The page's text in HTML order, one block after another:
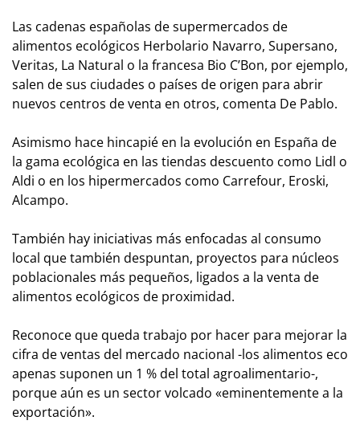
Las cadenas españolas de supermercados de
alimentos ecológicos Herbolario Navarro, Supersano,
Veritas, La Natural o la francesa Bio C’Bon, por ejemplo,
salen de sus ciudades o países de origen para abrir
nuevos centros de venta en otros, comenta De Pablo.
Asimismo hace hincapié en la evolución en España de
la gama ecológica en las tiendas descuento como Lidl o
Aldi o en los hipermercados como Carrefour, Eroski,
Alcampo.
También hay iniciativas más enfocadas al consumo
local que también despuntan, proyectos para núcleos
poblacionales más pequeños, ligados a la venta de
alimentos ecológicos de proximidad.
Reconoce que queda trabajo por hacer para mejorar la
cifra de ventas del mercado nacional -los alimentos eco
apenas suponen un 1 % del total agroalimentario-,
porque aún es un sector volcado «eminentemente a la
exportación».